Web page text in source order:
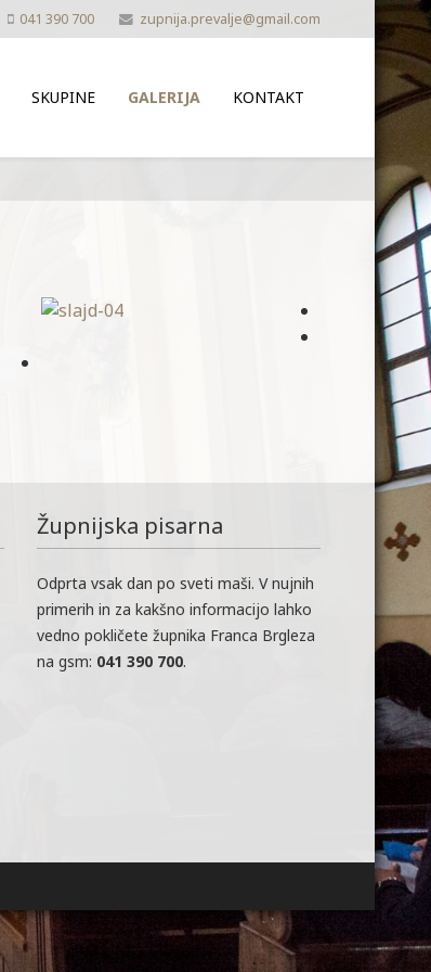
041 390 700 zupnija.prevalje@gmail.com
SKUPINE GALERIJA KONTAKT
Župnijska pisarna
Odprta vsak dan po sveti maši. V nujnih
primerih in za kakšno informacijo lahko
vedno pokličete župnika Franca Brgleza
na gsm: 041 390 700.